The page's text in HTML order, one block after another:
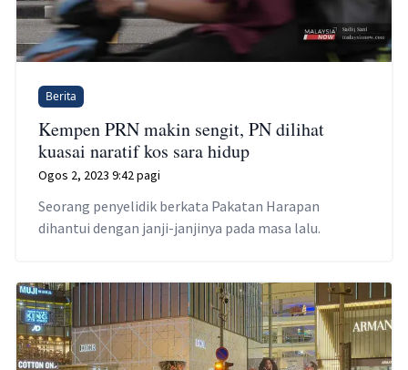
Berita
Kempen PRN makin sengit, PN dilihat
kuasai naratif kos sara hidup
Ogos 2, 2023 9:42 pagi
Seorang penyelidik berkata Pakatan Harapan
dihantui dengan janji-janjinya pada masa lalu.